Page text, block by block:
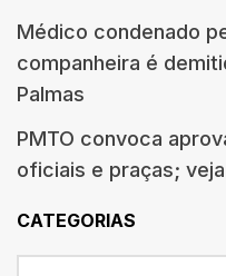
Médico condenado
companheira é
Palmas
PMTO convoca
oficiais e praças;
CATEGORIAS